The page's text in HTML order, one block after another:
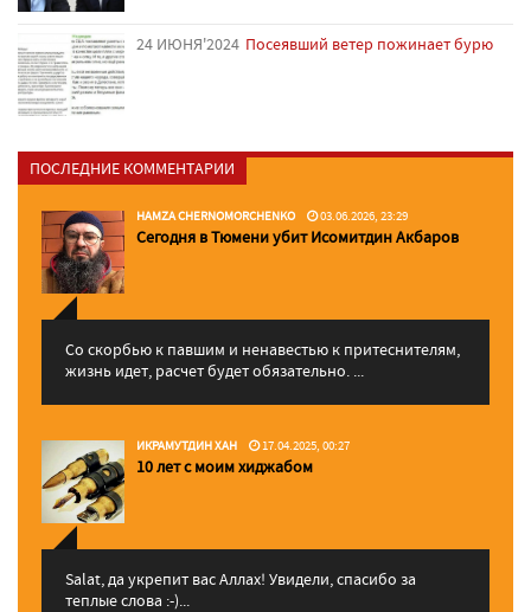
24 ИЮНЯ'2024 Посеявший ветер пожинает бурю
ПОСЛЕДНИЕ КОММЕНТАРИИ
HAMZA CHERNOMORCHENKO 03.06.2026, 23:29
Сегодня в Тюмени убит Исомитдин Акбаров
Со скорбью к павшим и ненавестью к притеснителям,
жизнь идет, расчет будет обязательно. ...
ИКРАМУТДИН ХАН 17.04.2025, 00:27
10 лет с моим хиджабом
Salat, да укрепит вас Аллаx! Увидели, спасибо за
теплые слова :-)...